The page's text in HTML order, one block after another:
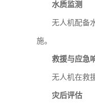
水质监测
无人机配备
施。
救援与应急
无人机在救
灾后评估